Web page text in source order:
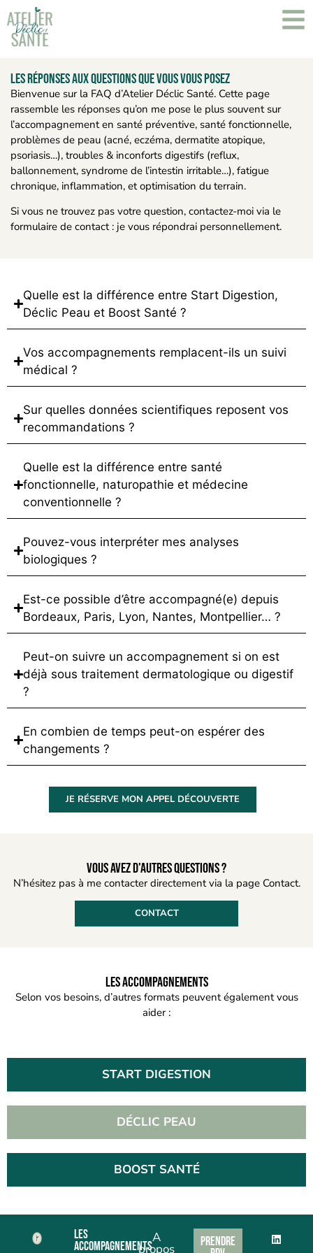
Les réponses aux questions que vous vous posez
Bienvenue sur la FAQ d’Atelier Déclic Santé. Cette page
rassemble les réponses qu’on me pose le plus souvent sur
l’accompagnement en santé préventive, santé fonctionnelle,
problèmes de peau (acné, eczéma, dermatite atopique,
psoriasis…), troubles & inconforts digestifs (reflux,
ballonnement, syndrome de l’intestin irritable…), fatigue
chronique, inflammation, et optimisation du terrain.
Si vous ne trouvez pas votre question, contactez-moi via le
formulaire de contact : je vous répondrai personnellement.
Quelle est la différence entre Start Digestion,
Déclic Peau et Boost Santé ?
Vos accompagnements remplacent-ils un suivi
médical ?
Sur quelles données scientifiques reposent vos
recommandations ?
Quelle est la différence entre santé
fonctionnelle, naturopathie et médecine
conventionnelle ?
Pouvez-vous interpréter mes analyses
biologiques ?
Est-ce possible d’être accompagné(e) depuis
Bordeaux, Paris, Lyon, Nantes, Montpellier… ?
Peut-on suivre un accompagnement si on est
déjà sous traitement dermatologique ou digestif
?
En combien de temps peut-on espérer des
changements ?
JE RÉSERVE MON APPEL DÉCOUVERTE
Vous avez d'autres questions ?
N’hésitez pas à me contacter directement via la page Contact.
CONTACT
Les accompagnements
Selon vos besoins, d’autres formats peuvent également vous
aider :
START DIGESTION
DÉCLIC PEAU
BOOST SANTÉ
Les
accompagnements
A
propos
Prendre